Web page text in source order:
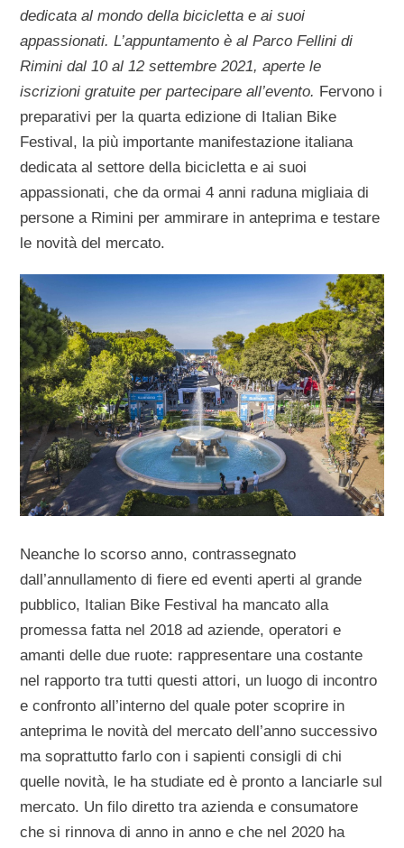
dedicata al mondo della bicicletta e ai suoi
appassionati. L’appuntamento è al Parco Fellini di
Rimini dal 10 al 12 settembre 2021, aperte le
iscrizioni gratuite per partecipare all’evento. Fervono i
preparativi per la quarta edizione di Italian Bike
Festival, la più importante manifestazione italiana
dedicata al settore della bicicletta e ai suoi
appassionati, che da ormai 4 anni raduna migliaia di
persone a Rimini per ammirare in anteprima e testare
le novità del mercato.
Neanche lo scorso anno, contrassegnato
dall’annullamento di fiere ed eventi aperti al grande
pubblico, Italian Bike Festival ha mancato alla
promessa fatta nel 2018 ad aziende, operatori e
amanti delle due ruote: rappresentare una costante
nel rapporto tra tutti questi attori, un luogo di incontro
e confronto all’interno del quale poter scoprire in
anteprima le novità del mercato dell’anno successivo
ma soprattutto farlo con i sapienti consigli di chi
quelle novità, le ha studiate ed è pronto a lanciarle sul
mercato. Un filo diretto tra azienda e consumatore
che si rinnova di anno in anno e che nel 2020 ha